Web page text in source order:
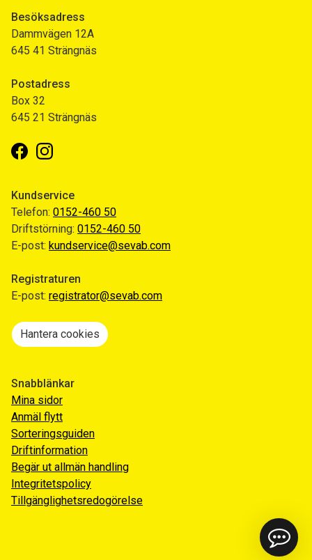
Besöksadress
Dammvägen 12A
645 41 Strängnäs
Postadress
Box 32
645 21 Strängnäs
FacebookInstagram
Kundservice
Telefon: 0152-460 50
Driftstörning: 0152-460 50
E-post: kundservice@sevab.com
Registraturen
E-post: registrator@sevab.com
Hantera cookies
Snabblänkar
Mina sidor
Anmäl flytt
Sorteringsguiden
Driftinformation
Begär ut allmän handling
Integritetspolicy
Tillgänglighetsredogörelse